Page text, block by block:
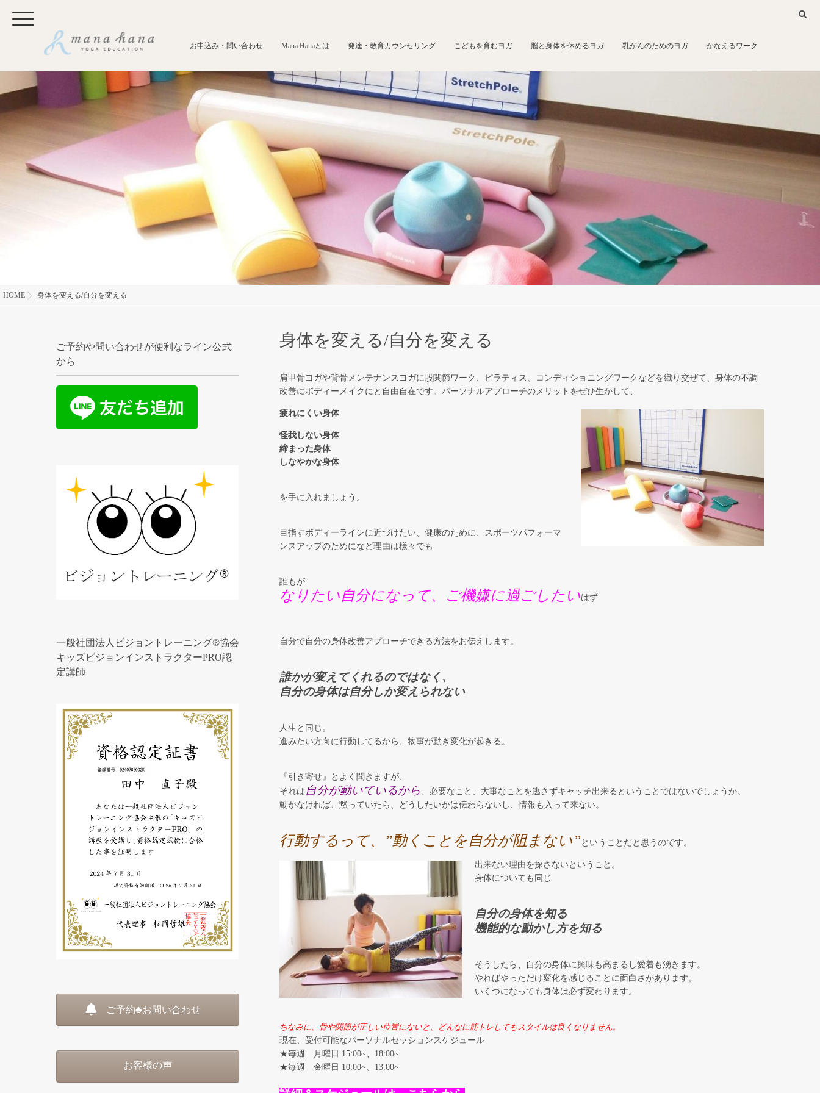
お申込み・問い合わせ Mana Hanaとは 発達・教育カウンセリング こどもを育むヨガ 脳と身体を休めるヨガ 乳がんのためのヨガ かなえるワーク
HOME 身体を変える/自分を変える
身体を変える/自分を変える
肩甲骨ヨガや背骨メンテナンスヨガに股関節ワーク、ピラティス、コンディショニングワークなどを織り交ぜて、身体の不調
改善にボディーメイクにと自由自在です。パーソナルアプローチのメリットをぜひ生かして、
疲れにくい身体
怪我しない身体
締まった身体
しなやかな身体
を手に入れましょう。
目指すボディーラインに近づけたい、健康のために、スポーツパフォーマ
ンスアップのためになど理由は様々でも
誰もが
なりたい自分になって、ご機嫌に過ごしたいはず
自分で自分の身体改善アプローチできる方法をお伝えします。
誰かが変えてくれるのではなく、
自分の身体は自分しか変えられない
人生と同じ。
進みたい方向に行動してるから、物事が動き変化が起きる。
『引き寄せ』とよく聞きますが、
それは 自分が動いているから 、必要なこと、大事なことを逃さずキャッチ出来るということではないでしょうか。
動かなければ、黙っていたら、どうしたいかは伝わらないし、情報も入って来ない。
行動するって、”動くことを自分が阻まない” ということだと思うのです。
出来ない理由を探さないということ。
身体についても同じ
自分の身体を知る
機能的な動かし方を知る
そうしたら、自分の身体に興味も高まるし愛着も湧きます。
やればやっただけ変化を感じることに面白さがあります。
いくつになっても身体は必ず変わります。
ちなみに、骨や関節が正しい位置にないと、どんなに筋トレしてもスタイルは良くなりません。
現在、受付可能なパーソナルセッションスケジュール
★毎週 月曜日 15:00~、18:00~
★毎週 金曜日 10:00~、13:00~
ご予約や問い合わせが便利なライン公式
から
一般社団法人ビジョントレーニング®協会
キッズビジョンインストラクターPRO認
定講師
ご予約♣お問い合わせ
お客様の声